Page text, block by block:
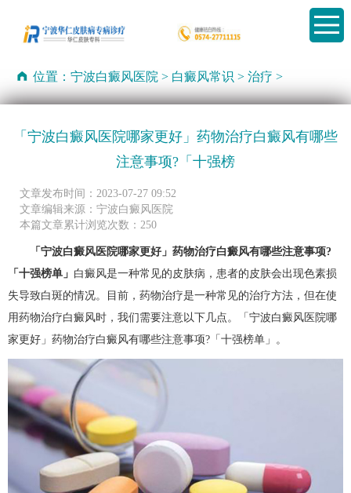
位置：宁波白癜风医院 > 白癜风常识 >治疗 >
「宁波白癜风医院哪家更好」药物治疗白癜风有哪些
注意事项?「十强榜
文章发布时间：2023-07-27 09:52
文章编辑来源：宁波白癜风医院
本篇文章累计浏览次数：250
「宁波白癜风医院哪家更好」药物治疗白癜风有哪些注意事项?
「十强榜单」 白癜风是一种常见的皮肤病，患者的皮肤会出现色素损
失导致白斑的情况。目前，药物治疗是一种常见的治疗方法，但在使
用药物治疗白癜风时，我们需要注意以下几点。「宁波白癜风医院哪
家更好」药物治疗白癜风有哪些注意事项?「十强榜单」。